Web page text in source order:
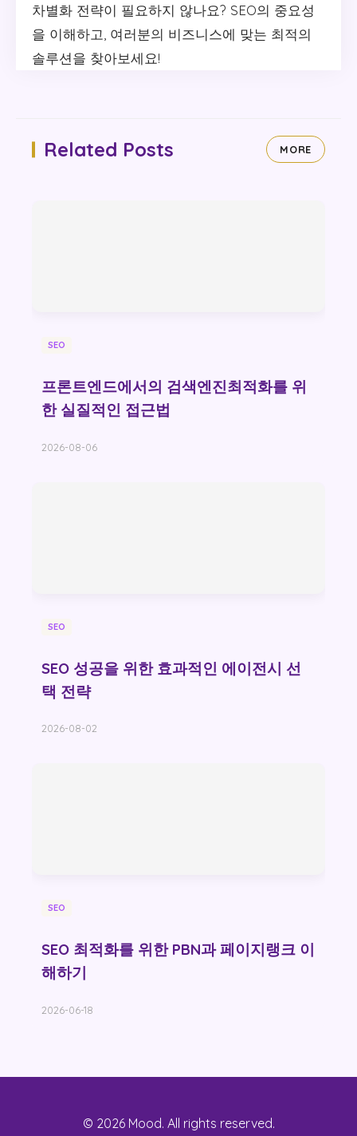
차별화 전략이 필요하지 않나요? SEO의 중요성
을 이해하고, 여러분의 비즈니스에 맞는 최적의
솔루션을 찾아보세요!
Related Posts MORE
SEO
프론트엔드에서의 검색엔진최적화를 위
한 실질적인 접근법
2026-08-06
SEO
SEO 성공을 위한 효과적인 에이전시 선
택 전략
2026-08-02
SEO
SEO 최적화를 위한 PBN과 페이지랭크 이
해하기
2026-06-18
© 2026 Mood. All rights reserved.